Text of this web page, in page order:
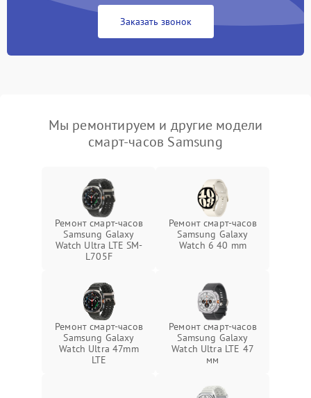
Заказать звонок
Мы ремонтируем и другие модели
смарт-часов Samsung
Ремонт смарт-часов
Samsung Galaxy
Watch Ultra LTE SM-
L705F
Ремонт смарт-часов
Samsung Galaxy
Watch 6 40 mm
Ремонт смарт-часов
Samsung Galaxy
Watch Ultra 47mm
LTE
Ремонт смарт-часов
Samsung Galaxy
Watch Ultra LTE 47
мм